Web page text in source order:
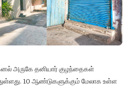
அருகே தனியார் குழந்தைகள்
10 ஆண்டுகளுக்கும் மேலாக உள்ள